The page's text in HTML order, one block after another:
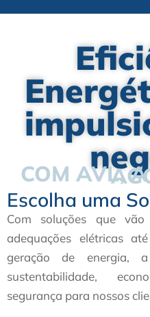
COM AVL,
Escolha uma
Com soluções que
adequações elétricas
geração de energia,
sustentabilidade,
segurança para nossos